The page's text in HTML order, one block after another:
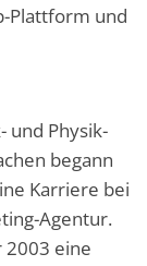
Plattform und
und Physik-
begann
Karriere bei
Agentur.
2003 eine